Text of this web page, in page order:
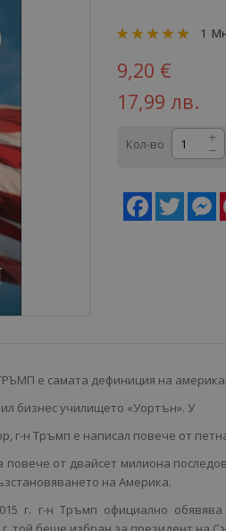
рейтинг:
1
9,20 €
17,99 лв.
Кол-во
Facebook
Twitter
е самата дефиниция на
бизнес училището «Уортън». У
г-н Тръмп е написал повече от
повече от двайсет милиона
на Америка.
г. г-н Тръмп официално